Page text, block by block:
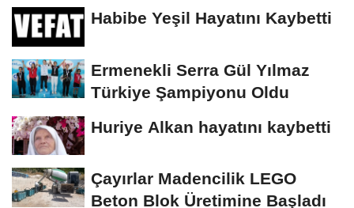
Habibe Yeşil Hayatını Kaybetti
Ermenekli Serra Gül Yılmaz
Türkiye Şampiyonu Oldu
Huriye Alkan hayatını kaybetti
Çayırlar Madencilik LEGO
Beton Blok Üretimine Başladı